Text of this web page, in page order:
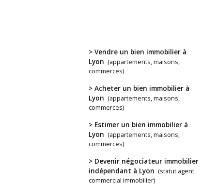
> Vendre un bien immobilier à
Lyon (appartements, maisons,
commerces)
> Acheter un bien immobilier à
Lyon (appartements, maisons,
commerces)
> Estimer un bien immobilier à
Lyon (appartements, maisons,
commerces)
> Devenir négociateur immobilier
indépendant à Lyon (statut agent
commercial immobilier)